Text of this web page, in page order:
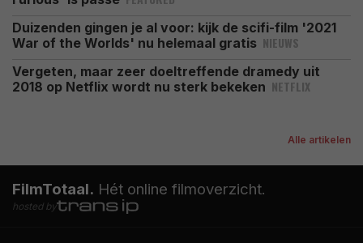
Duizenden gingen je al voor: kijk de scifi-film '2021
War of the Worlds' nu helemaal gratis NIEUWS
Vergeten, maar zeer doeltreffende dramedy uit
2018 op Netflix wordt nu sterk bekeken NETFLIX
Alle artikelen
FilmTotaal. Hét online filmoverzicht.
hosted by